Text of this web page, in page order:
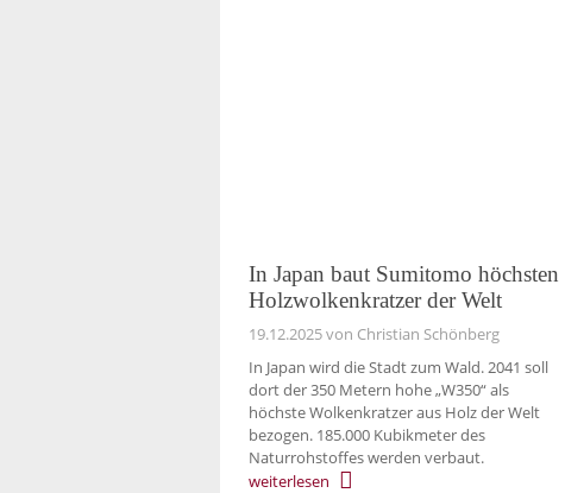
In Japan baut Sumitomo höchsten
Holzwolkenkratzer der Welt
19.12.2025von Christian Schönberg
In Japan wird die Stadt zum Wald. 2041 soll
dort der 350 Metern hohe „W350“ als
höchste Wolkenkratzer aus Holz der Welt
bezogen. 185.000 Kubikmeter des
Naturrohstoffes werden verbaut.
weiterlesen